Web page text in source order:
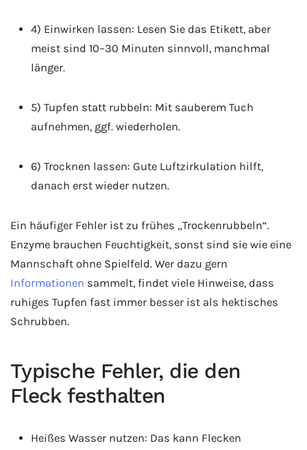
4) Einwirken lassen: Lesen Sie das Etikett, aber
meist sind 10–30 Minuten sinnvoll, manchmal
länger.
5) Tupfen statt rubbeln: Mit sauberem Tuch
aufnehmen, ggf. wiederholen.
6) Trocknen lassen: Gute Luftzirkulation hilft,
danach erst wieder nutzen.
Ein häufiger Fehler ist zu frühes „Trockenrubbeln“.
Enzyme brauchen Feuchtigkeit, sonst sind sie wie eine
Mannschaft ohne Spielfeld. Wer dazu gern
Informationen sammelt, findet viele Hinweise, dass
ruhiges Tupfen fast immer besser ist als hektisches
Schrubben.
Typische Fehler, die den
Fleck festhalten
Heißes Wasser nutzen: Das kann Flecken